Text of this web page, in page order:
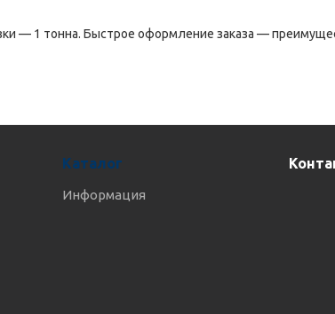
— 1 тонна. Быстрое оформление заказа —
Каталог
Информация